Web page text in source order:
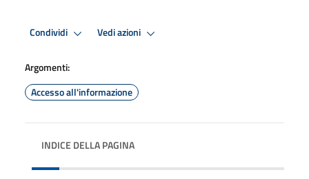
Condividi Vedi azioni
Argomenti:
Accesso all'informazione
INDICE DELLA PAGINA